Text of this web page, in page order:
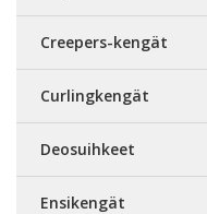
Creepers-kengät
Curlingkengät
Deosuihkeet
Ensikengät